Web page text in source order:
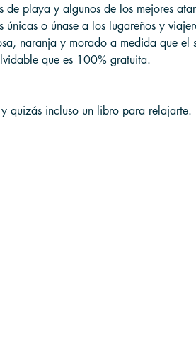
playa y algunos de los mejores
únicas o únase a los lugareños y
naranja y morado a medida que el
que es 100% gratuita.
quizás incluso un libro para relajarte.